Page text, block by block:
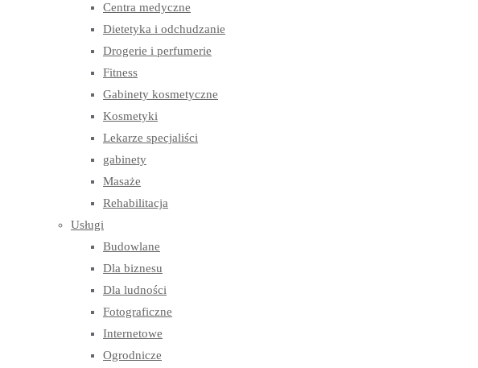
Centra medyczne
Dietetyka i odchudzanie
Drogerie i perfumerie
Fitness
Gabinety kosmetyczne
Kosmetyki
Lekarze specjaliści
gabinety
Masaże
Rehabilitacja
Usługi
Budowlane
Dla biznesu
Dla ludności
Fotograficzne
Internetowe
Ogrodnicze